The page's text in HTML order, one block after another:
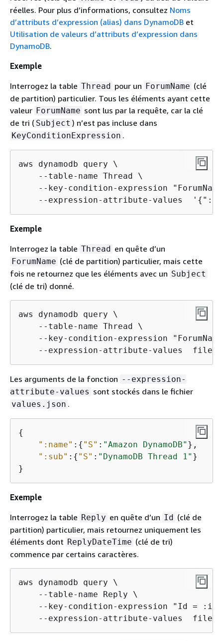
réelles. Pour plus d’informations, consultez Noms
d’attributs d’expression (alias) dans DynamoDB et
Utilisation de valeurs d’attributs d’expression dans
DynamoDB.
Exemple
Interrogez la table Thread pour un ForumName (clé
de partition) particulier. Tous les éléments ayant cette
valeur ForumName sont lus par la requête, car la clé
de tri ( Subject ) n’est pas incluse dans
KeyConditionExpression .
aws dynamodb query \
    --table-name Thread \
--key-condition-expression
    --expression-attribute-values  '
{
Exemple
Interrogez la table Thread en quête d’un
ForumName (clé de partition) particulier, mais cette
fois ne retournez que les éléments avec un Subject
(clé de tri) donné.
aws dynamodb query \
    --table-name Thread \
--key-condition-expression
--expression-attribute-values
Les arguments de la fonction --expression-
attribute-values sont stockés dans le fichier
values.json .
{
":name" : { "S" : "Amazon DynamoDB" },
":sub" : { "S" : "DynamoDB Thread 1" }
}
Exemple
Interrogez la table Reply en quête d’un Id (clé de
partition) particulier, mais retournez uniquement les
éléments dont ReplyDateTime (clé de tri)
commence par certains caractères.
aws dynamodb query \
    --table-name Reply \
--key-condition-expression "Id =
--expression-attribute-values